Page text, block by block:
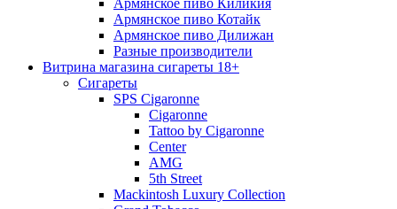
Армянское пиво Киликия
Армянское пиво Котайк
Армянское пиво Дилижан
Разные производители
Витрина магазина сигареты 18+
Cигареты
SPS Cigaronne
Сigaronne
Tattoo by Cigaronne
Center
AMG
5th Street
Mackintosh Luxury Collection